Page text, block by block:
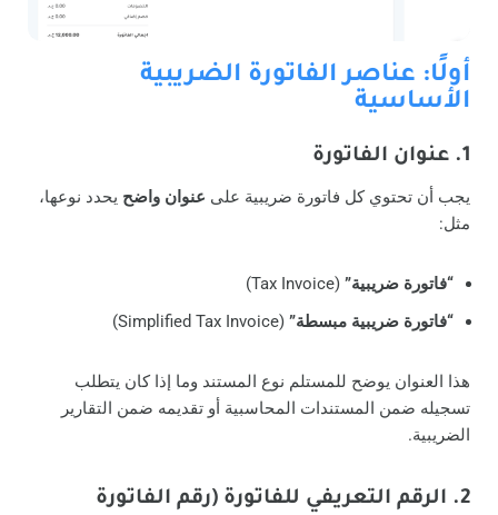
أولًا: عناصر الفاتورة الضريبية
الأساسية
1. عنوان الفاتورة
يجب أن تحتوي كل فاتورة ضريبية على عنوان واضح يحدد نوعها،
مثل:
“فاتورة ضريبية” (Tax Invoice)
“فاتورة ضريبية مبسطة” (Simplified Tax Invoice)
هذا العنوان يوضح للمستلم نوع المستند وما إذا كان يتطلب
تسجيله ضمن المستندات المحاسبية أو تقديمه ضمن التقارير
الضريبية.
2. الرقم التعريفي للفاتورة (رقم الفاتورة